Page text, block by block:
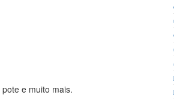
e muito mais.